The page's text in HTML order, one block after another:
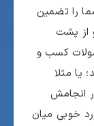
را تضمین
از پشت
کسب و
یا مثلا
انجامش
خوبی میان